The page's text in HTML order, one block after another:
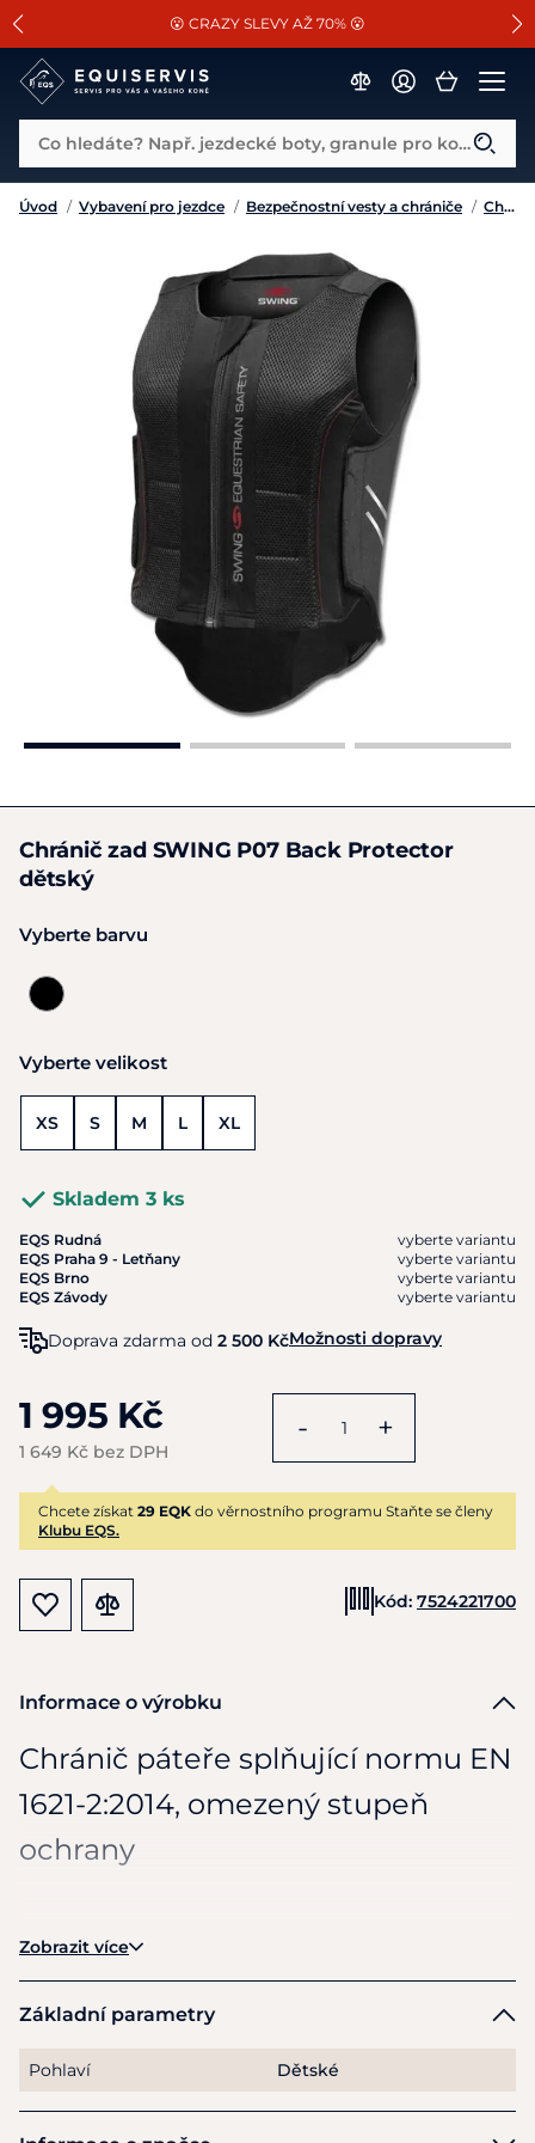
SLEVA 13% na vše od Cassini!
😮 CRAZY SLEVY AŽ 70% 😮
📐Pasování a doplňky k vybraným sedlům ZDARMA 🐴
Co hledáte? Např. jezdecké boty, granule pro koně...
Úvod / Vybavení pro jezdce / Bezpečnostní vesty a chrániče / Chrániče páteře
Chránič zad SWING P07 Back Protector
dětský
Vyberte barvu
Vyberte velikost
XS S M L XL
Skladem 3 ks
EQS Rudná
vyberte variantu
EQS Praha 9 - Letňany
vyberte variantu
EQS Brno
vyberte variantu
EQS Závody
vyberte variantu
Doprava zdarma od 2 500 KčMožnosti dopravy
1 995 Kč
1 649 Kč bez DPH
- +
Chcete získat 29 EQK do věrnostního programu Staňte se členy
Klubu EQS.
Kód: 7524221700
Informace o výrobku
Chránič páteře splňující normu EN
1621-2:2014, omezený stupeň
ochrany
NENÍ TESTOVÁNO PRO JEZDECKÝ SPORT
Bezpečnostní vesty pro jezdecký sport musejí splňovat
tuto normu nesplňují.
Nový chránič páteře SWING generace P07 zaujme
Zobrazit více
Základní parametry
Pohlaví Dětské